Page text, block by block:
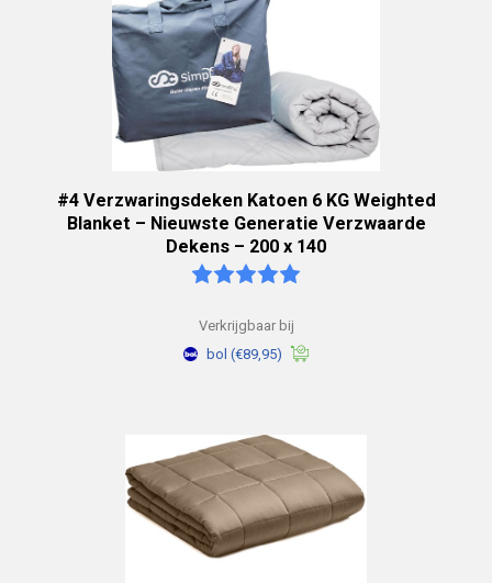
#4 Verzwaringsdeken Katoen 6 KG Weighted
Blanket – Nieuwste Generatie Verzwaarde
Dekens – 200 x 140
Verkrijgbaar bij
bol (€89,95)